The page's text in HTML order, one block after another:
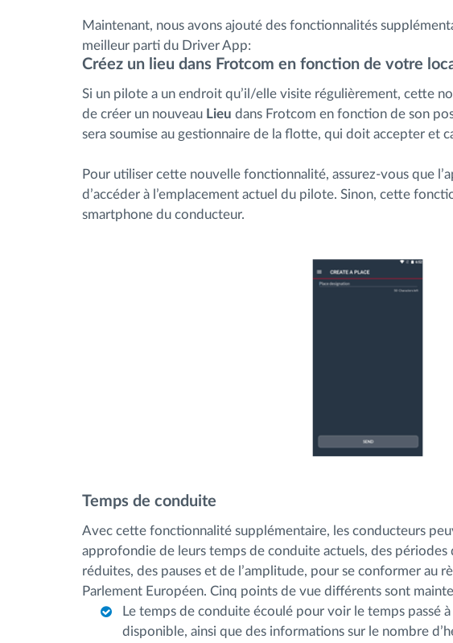
Maintenant, nous avons ajouté des fonctionnalités
meilleur parti du Driver App:
Créez un lieu dans Frotcom en fonction de votre
Si un pilote a un endroit qu’il/elle visite régulièrement, cette
de créer un nouveau Lieu dans Frotcom en fonction de son
sera soumise au gestionnaire de la flotte, qui doit accepter et
Pour utiliser cette nouvelle fonctionnalité, assurez-vous que
d’accéder à l’emplacement actuel du pilote. Sinon, cette
smartphone du conducteur.
Temps de conduite
Avec cette fonctionnalité supplémentaire, les conducteurs
approfondie de leurs temps de conduite actuels, des
réduites, des pauses et de l’amplitude, pour se conformer au
Parlement Européen. Cinq points de vue différents sont
Le temps de conduite écoulé pour voir le temps passé
disponible, ainsi que des informations sur le nombre